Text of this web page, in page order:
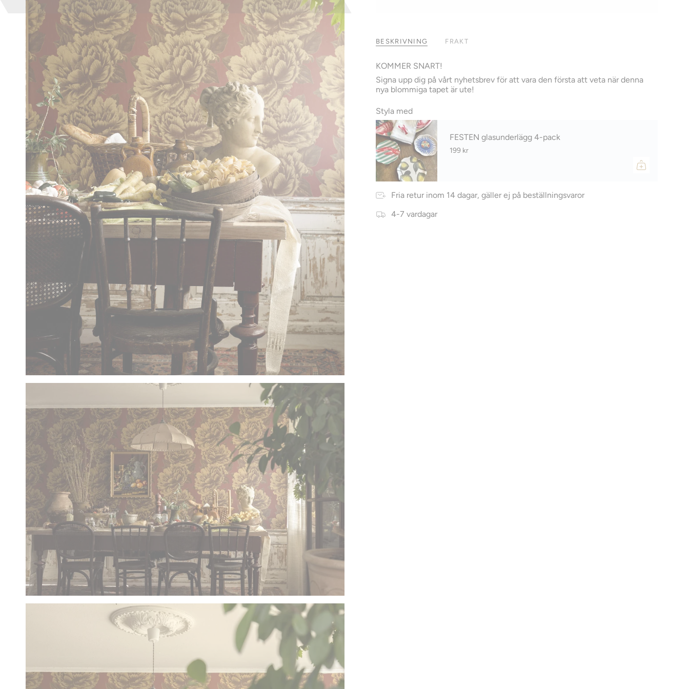
BESKRIVNING FRAKT
KOMMER SNART!
Signa upp dig på vårt nyhetsbrev för att vara den första att veta när denna
nya blommiga tapet är ute!
Styla med
FESTEN glasunderlägg 4-pack
199 kr
Fria retur inom 14 dagar, gäller ej på beställningsvaror
4-7 vardagar